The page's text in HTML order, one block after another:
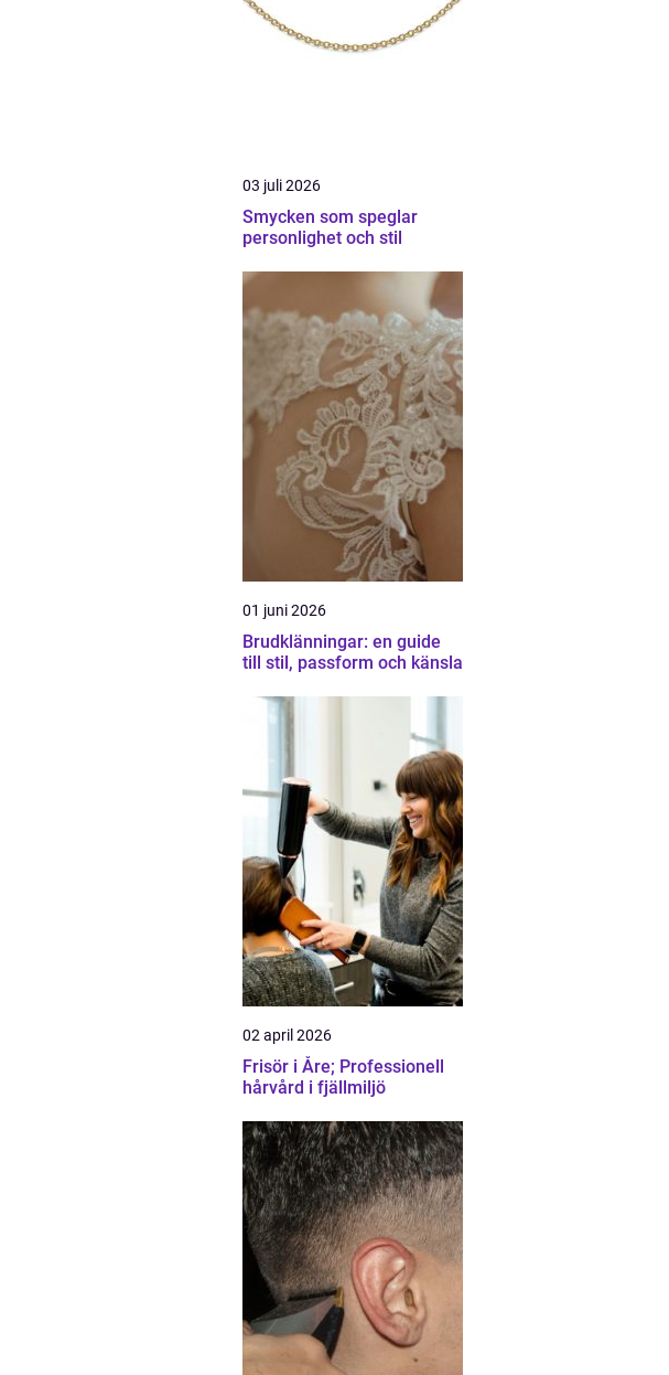
03 juli 2026
Smycken som speglar
personlighet och stil
01 juni 2026
Brudklänningar: en guide
till stil, passform och känsla
02 april 2026
Frisör i Åre; Professionell
hårvård i fjällmiljö